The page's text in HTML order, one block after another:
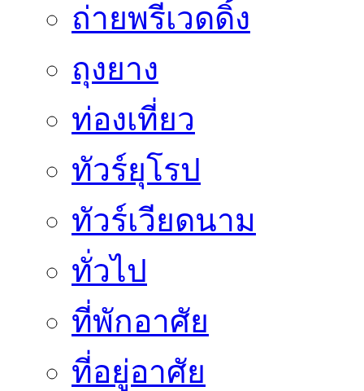
ถ่ายพรีเวดดิ้ง
ถุงยาง
ท่องเที่ยว
ทัวร์ยุโรป
ทัวร์เวียดนาม
ทั่วไป
ที่พักอาศัย
ที่อยู่อาศัย